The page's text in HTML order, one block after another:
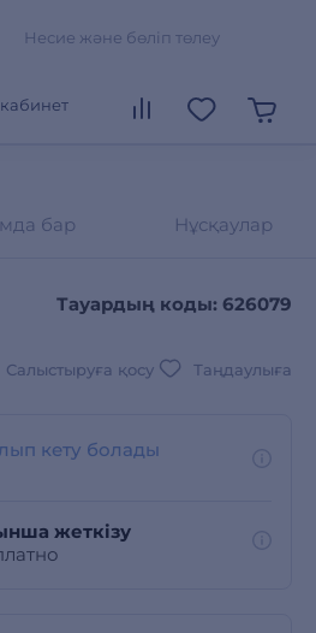
Несие және бөліп төлеу
бар Нұсқаулар
Тауардың коды: 626079
Салыстыруға қосу Таңдаулыға
кету болады
жеткізу